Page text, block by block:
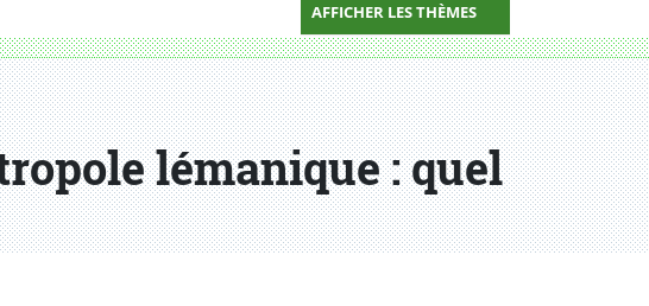
AFFICHER LES THÈMES
lémanique : quel